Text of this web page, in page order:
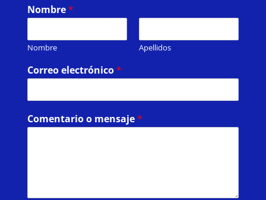
Nombre*
Nombre Apellidos
Correo electrónico*
Comentario o mensaje*